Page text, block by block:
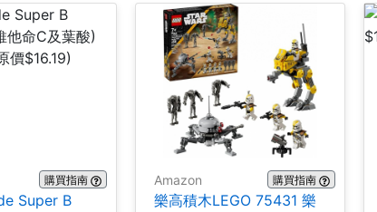
購買指南
Super B
Amazon 購買指南
樂高積木LEGO 75431 樂